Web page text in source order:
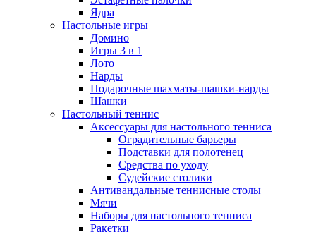
Ядра
Настольные игры
Домино
Игры 3 в 1
Лото
Нарды
Подарочные шахматы-шашки-нарды
Шашки
Настольный теннис
Аксессуары для настольного тенниса
Оградительные барьеры
Подставки для полотенец
Средства по уходу
Судейские столики
Антивандальные теннисные столы
Мячи
Наборы для настольного тенниса
Ракетки